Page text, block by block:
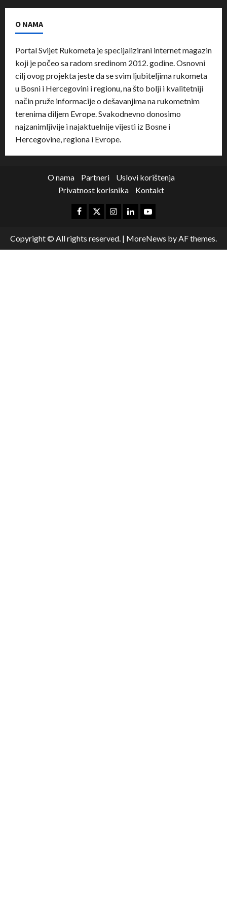
O NAMA
Portal Svijet Rukometa je specijalizirani internet magazin
koji je počeo sa radom sredinom 2012. godine. Osnovni
cilj ovog projekta jeste da se svim ljubiteljima rukometa
u Bosni i Hercegovini i regionu, na što bolji i kvalitetniji
način pruže informacije o dešavanjima na rukometnim
terenima diljem Evrope. Svakodnevno donosimo
najzanimljivije i najaktuelnije vijesti iz Bosne i
Hercegovine, regiona i Evrope.
O nama Partneri
Uslovi korištenja
Privatnost korisnika
Kontakt
Copyright © All rights reserved. | MoreNews by AF themes.